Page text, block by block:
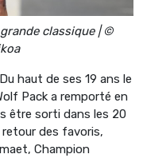
classique | ©
haut de ses 19 ans le
Pack a remporté en
être sorti dans les 20
des favoris,
Champion